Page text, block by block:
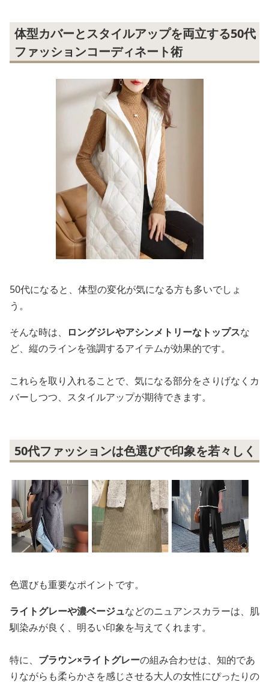
体型カバーとスタイルアップを両立する50代
ファッションコーディネート術
50代になると、体型の変化が気になる方も多いでしょ
う。
そんな時は、
ロングジレやアシンメトリーなトップスな
ど、縦のラインを強調するアイテムが効果的です。
これらを取り入れることで、気になる部分をさりげなくカ
バーしつつ、スタイルアップが期待できます。
50代ファッションは色選びで印象を若々しく
色選びも重要なポイントです。
ライトグレーや濃ベージュなどのニュアンスカラーは、肌
馴染みが良く、明るい印象を与えてくれます。
特に、 ブラウン×ライトグレーの組み合わせは、知的であ
りながらも柔らかさを感じさせる大人の女性にぴったりの